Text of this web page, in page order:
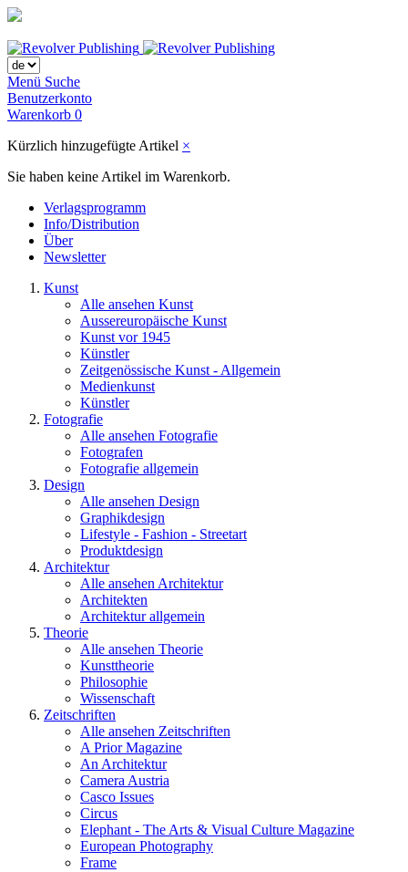
Menü Suche
Benutzerkonto
Warenkorb 0
Kürzlich hinzugefügte Artikel ×
Sie haben keine Artikel im Warenkorb.
Verlagsprogramm
Info/Distribution
Über
Newsletter
Kunst
Alle ansehen Kunst
Aussereuropäische Kunst
Kunst vor 1945
Künstler
Zeitgenössische Kunst - Allgemein
Medienkunst
Künstler
Fotografie
Alle ansehen Fotografie
Fotografen
Fotografie allgemein
Design
Alle ansehen Design
Graphikdesign
Lifestyle - Fashion - Streetart
Produktdesign
Architektur
Alle ansehen Architektur
Architekten
Architektur allgemein
Theorie
Alle ansehen Theorie
Kunsttheorie
Philosophie
Wissenschaft
Zeitschriften
Alle ansehen Zeitschriften
A Prior Magazine
An Architektur
Camera Austria
Casco Issues
Circus
Elephant - The Arts & Visual Culture Magazine
European Photography
Frame